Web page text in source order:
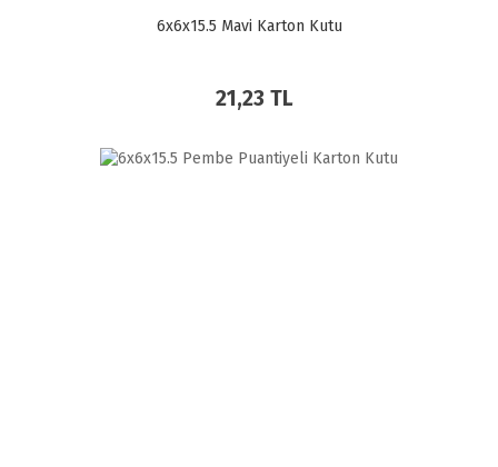
6x6x15.5 Mavi Karton Kutu
21,23 TL